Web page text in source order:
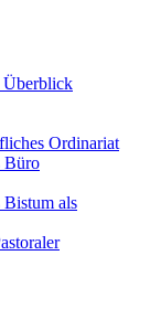
Ordinariat
Büro
Bistum als